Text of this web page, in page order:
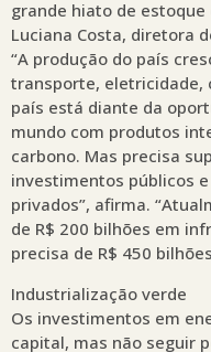
grande hiato de
Luciana Costa, diretora
“A produção do país
transporte, eletricidade,
país está diante da
mundo com produtos
carbono. Mas precisa
investimentos públicos e
privados”, afirma.
de R$ 200 bilhões em
precisa de R$ 450
Industrialização verde
Os investimentos em
capital, mas não seguir